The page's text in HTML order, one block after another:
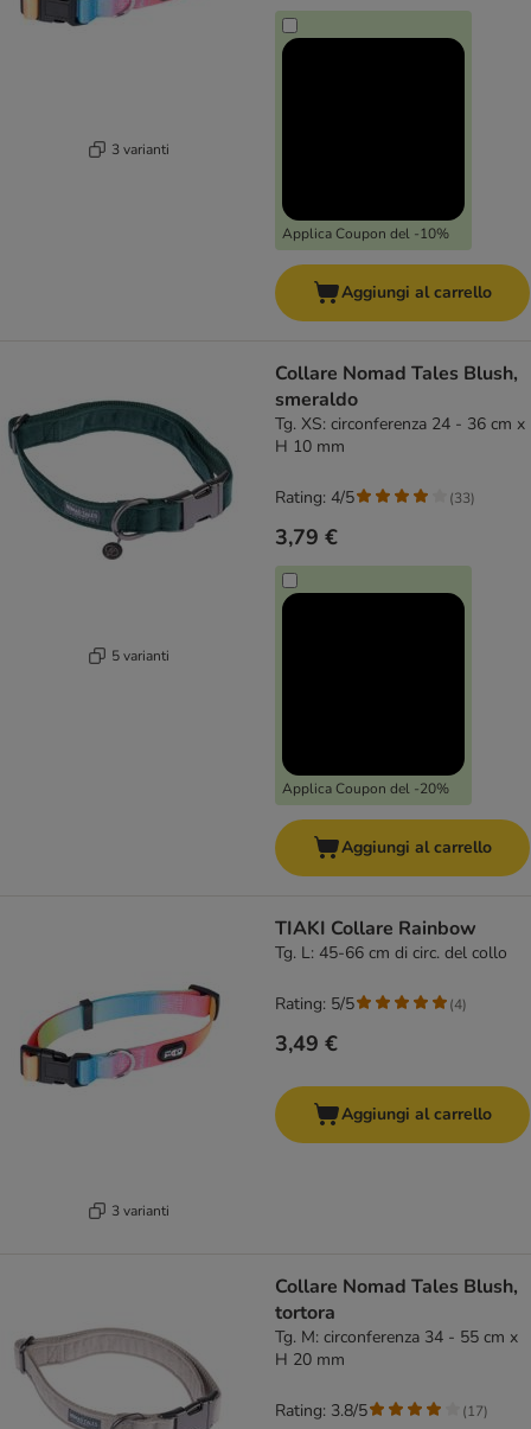
3 varianti
Applica Coupon del -10%
Aggiungi al carrello
5 varianti
Collare Nomad Tales Blush,
smeraldo
Tg. XS: circonferenza 24 - 36 cm x
H 10 mm
3,79 €
Applica Coupon del -20%
Rating: 4/5 (33)
Aggiungi al carrello
3 varianti
TIAKI Collare Rainbow
Tg. L: 45-66 cm di circ. del collo
3,49 €
Rating: 5/5 (4)
Aggiungi al carrello
Collare Nomad Tales Blush,
tortora
Tg. M: circonferenza 34 - 55 cm x
H 20 mm
Rating: 3.8/5 (17)